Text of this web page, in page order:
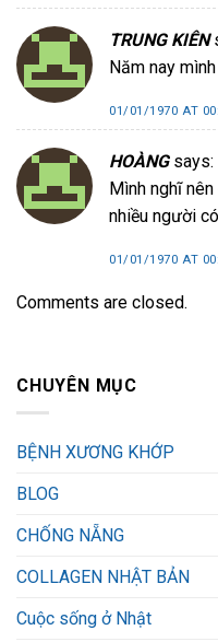
TRUNG KIÊN
Năm nay
01/01/1970 AT
HOÀNG says:
Mình nghĩ
nhiều người
01/01/1970 AT
Comments are closed.
CHUYÊN MỤC
BỆNH XƯƠNG KHỚP
BLOG
CHỐNG NẴNG
COLLAGEN NHẬT BẢN
Cuộc sống ở Nhật